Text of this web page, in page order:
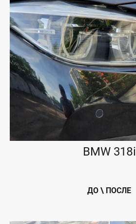
BMW 318i
ДО \ ПОСЛЕ